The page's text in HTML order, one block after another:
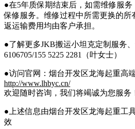
●在5年质保期结束后，如需维修服
保修服务。维修过程中所需更换的所
返运输费用均由客户承担。
●了解更多JKB搬运小坦克定制服务
6106705/155 5225 2281（叶女士）
●访问官网：烟台开发区龙海起重高
http://www.lhbyc.cn/
欢迎随时咨询，我们将竭诚为您服务
●上述信息由烟台开发区龙海起重工
效